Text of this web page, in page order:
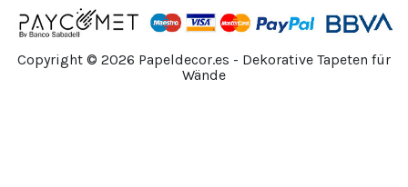
Copyright © 2026 Papeldecor.es - Dekorative Tapeten für
Wände